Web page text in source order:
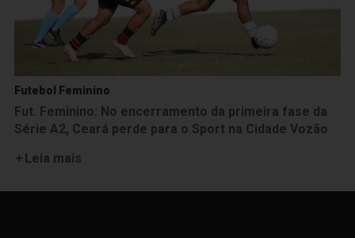
Futebol Feminino
Fut. Feminino: No encerramento da primeira fase da
Série A2, Ceará perde para o Sport na Cidade Vozão
Leia mais